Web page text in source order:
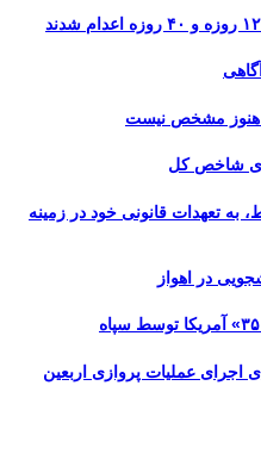
به تعهدات قانونی خود در زمینه
اجرای عملیات پروازی اربعین